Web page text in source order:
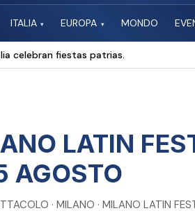
ITALIA ▾ EUROPA ▾ MONDO
celebran fiestas patrias.
LATIN
AGOSTO
· MILANO · MILANO LATIN